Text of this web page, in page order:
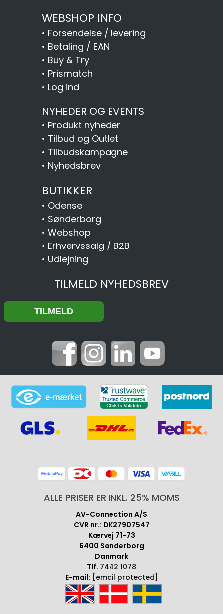
WEBSHOP INFO
• Forsendelse / levering
• Betaling / EAN
• Buy & Try
• Prismatch
• Log ind
NYHEDER OG EVENTS
• Produkt nyheder
• Tilbud og Outlet
• Tilbudskampagne
• Nyhedsbrev
BUTIKKER
• Odense
• Sønderborg
• Webshop
• Erhvervssalg / B2B
• Udlejning
TILMELD NYHEDSBREV
ALLE PRISER ER INKL. 25% MOMS
AV-Connection A/S
CVR nr.: DK27907547
Kærvej 71-73
6400 Sønderborg
Danmark
Tlf. 7442 1078
E-mail: [email protected]